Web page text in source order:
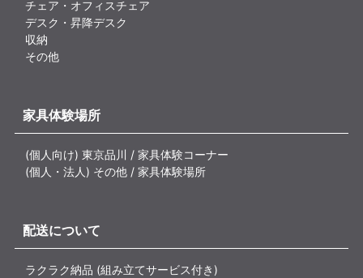
チェア・オフィスチェア
デスク・昇降デスク
収納
その他
家具体験場所
(個人向け) 東京品川 / 家具体験コーナー
(個人・法人) その他 / 家具体験場所
配送について
ラクラク納品 (組み立てサービス付き)